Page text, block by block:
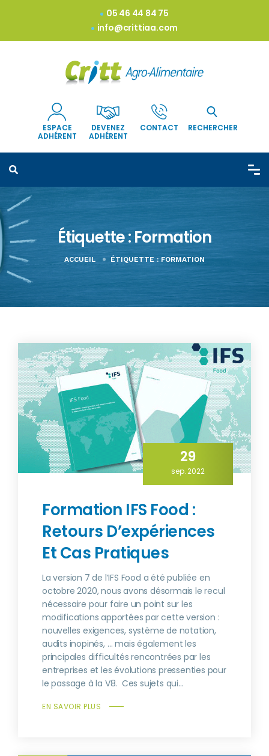
05 46 44 84 75
info@crittiaa.com
ESPACE
ADHÉRENT
DEVENEZ
ADHÉRENT
CONTACT RECHERCHER
Étiquette :Formation
ACCUEIL ÉTIQUETTE : FORMATION
29
sep. 2022
Formation IFS Food :
Retours D’expériences
Et Cas Pratiques
La version 7 de l’IFS Food a été publiée en
octobre 2020, nous avons désormais le recul
nécessaire pour faire un point sur les
modifications apportées par cette version :
nouvelles exigences, système de notation,
audits inopinés, … mais également les
principales difficultés rencontrées par les
entreprises et les évolutions pressenties pour
le passage à la V8. Ces sujets qui...
EN SAVOIR PLUS